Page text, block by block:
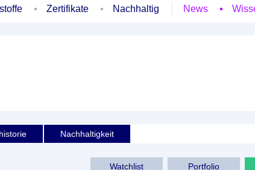
Zertifikate Nachhaltig News
Nachhaltigkeit
Watchlist Portfolio